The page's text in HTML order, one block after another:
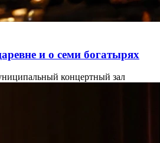
и о семи богатырях
концертный зал